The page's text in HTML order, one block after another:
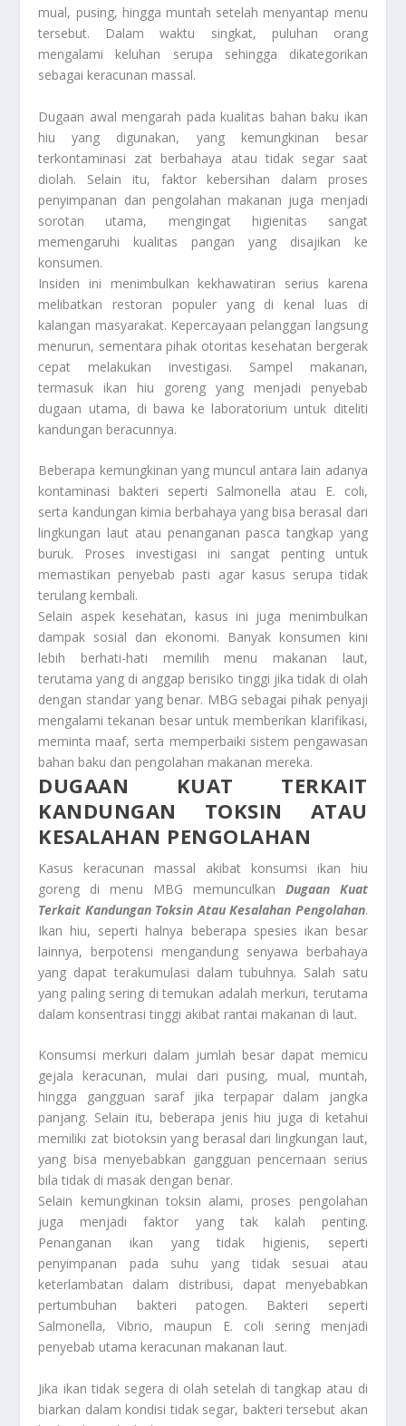
mual, pusing, hingga muntah setelah menyantap menu
tersebut. Dalam waktu singkat, puluhan orang
mengalami keluhan serupa sehingga dikategorikan
sebagai keracunan massal.
Dugaan awal mengarah pada kualitas bahan baku ikan
hiu yang digunakan, yang kemungkinan besar
terkontaminasi zat berbahaya atau tidak segar saat
diolah. Selain itu, faktor kebersihan dalam proses
penyimpanan dan pengolahan makanan juga menjadi
sorotan utama, mengingat higienitas sangat
memengaruhi kualitas pangan yang disajikan ke
konsumen.
Insiden ini menimbulkan kekhawatiran serius karena
melibatkan restoran populer yang di kenal luas di
kalangan masyarakat. Kepercayaan pelanggan langsung
menurun, sementara pihak otoritas kesehatan bergerak
cepat melakukan investigasi. Sampel makanan,
termasuk ikan hiu goreng yang menjadi penyebab
dugaan utama, di bawa ke laboratorium untuk diteliti
kandungan beracunnya.
Beberapa kemungkinan yang muncul antara lain adanya
kontaminasi bakteri seperti Salmonella atau E. coli,
serta kandungan kimia berbahaya yang bisa berasal dari
lingkungan laut atau penanganan pasca tangkap yang
buruk. Proses investigasi ini sangat penting untuk
memastikan penyebab pasti agar kasus serupa tidak
terulang kembali.
Selain aspek kesehatan, kasus ini juga menimbulkan
dampak sosial dan ekonomi. Banyak konsumen kini
lebih berhati-hati memilih menu makanan laut,
terutama yang di anggap berisiko tinggi jika tidak di olah
dengan standar yang benar. MBG sebagai pihak penyaji
mengalami tekanan besar untuk memberikan klarifikasi,
meminta maaf, serta memperbaiki sistem pengawasan
bahan baku dan pengolahan makanan mereka.
DUGAAN KUAT TERKAIT
KANDUNGAN TOKSIN ATAU
KESALAHAN PENGOLAHAN
Kasus keracunan massal akibat konsumsi ikan hiu
goreng di menu MBG memunculkan Dugaan Kuat
Terkait Kandungan Toksin Atau Kesalahan Pengolahan.
Ikan hiu, seperti halnya beberapa spesies ikan besar
lainnya, berpotensi mengandung senyawa berbahaya
yang dapat terakumulasi dalam tubuhnya. Salah satu
yang paling sering di temukan adalah merkuri, terutama
dalam konsentrasi tinggi akibat rantai makanan di laut.
Konsumsi merkuri dalam jumlah besar dapat memicu
gejala keracunan, mulai dari pusing, mual, muntah,
hingga gangguan saraf jika terpapar dalam jangka
panjang. Selain itu, beberapa jenis hiu juga di ketahui
memiliki zat biotoksin yang berasal dari lingkungan laut,
yang bisa menyebabkan gangguan pencernaan serius
bila tidak di masak dengan benar.
Selain kemungkinan toksin alami, proses pengolahan
juga menjadi faktor yang tak kalah penting.
Penanganan ikan yang tidak higienis, seperti
penyimpanan pada suhu yang tidak sesuai atau
keterlambatan dalam distribusi, dapat menyebabkan
pertumbuhan bakteri patogen. Bakteri seperti
Salmonella, Vibrio, maupun E. coli sering menjadi
penyebab utama keracunan makanan laut.
Jika ikan tidak segera di olah setelah di tangkap atau di
biarkan dalam kondisi tidak segar, bakteri tersebut akan